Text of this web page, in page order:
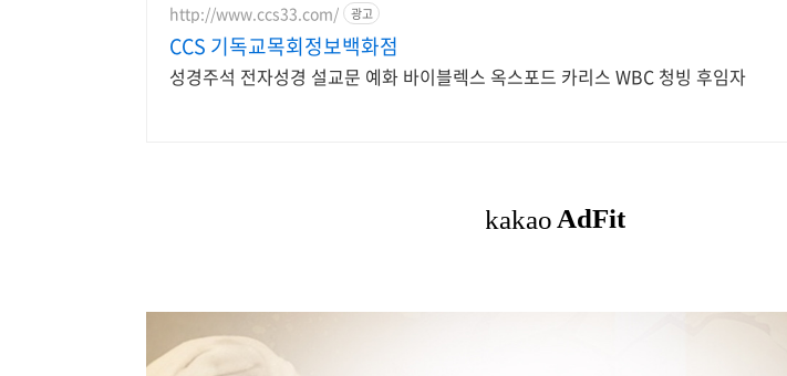
http://www.ccs33.com/ 광고
CCS 기독교목회정보백화점
성경주석 전자성경 설교문 예화 바이블렉스 옥스포드 카리스 WBC 청빙 후임자